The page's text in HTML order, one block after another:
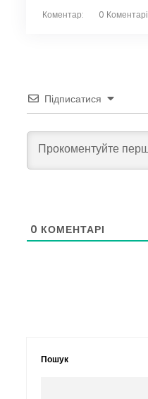
Коментар: 0 Коментарі
Підписатися
0 КОМЕНТАРІ
Пошук